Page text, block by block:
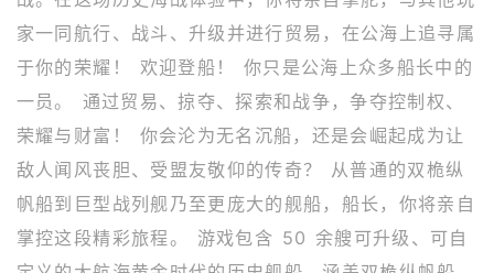
家一同航行、战斗、升级并进行贸易，在公海上追寻属
于你的荣耀！ 欢迎登船！ 你只是公海上众多船长中的
一员。 通过贸易、掠夺、探索和战争，争夺控制权、
荣耀与财富！ 你会沦为无名沉船，还是会崛起成为让
敌人闻风丧胆、受盟友敬仰的传奇？ 从普通的双桅纵
帆船到巨型战列舰乃至更庞大的舰船，船长，你将亲自
掌控这段精彩旅程。 游戏包含 50 余艘可升级、可自